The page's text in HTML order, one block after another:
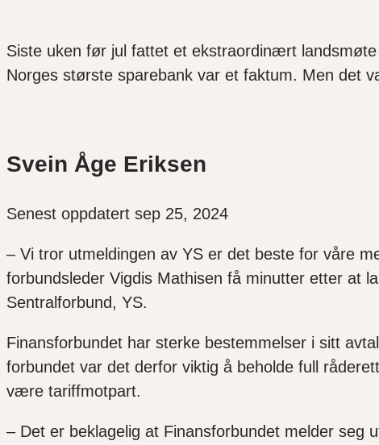
Siste uken før jul fattet et ekstraordinært
Norges største sparebank var et faktum. Men det
Svein Åge Eriksen
Senest oppdatert sep 25, 2024
– Vi tror utmeldingen av YS er det beste for våre
forbundsleder Vigdis Mathisen få minutter etter at
Sentralforbund, YS.
Finansforbundet har sterke bestemmelser i sitt
forbundet var det derfor viktig å beholde full
være tariffmotpart.
– Det er beklagelig at Finansforbundet melder seg